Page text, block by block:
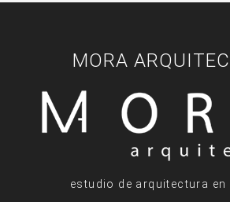
MORA
estudio de arquitectura en